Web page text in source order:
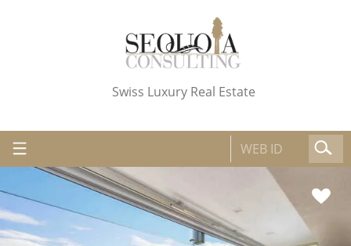
Swiss Luxury Real Estate